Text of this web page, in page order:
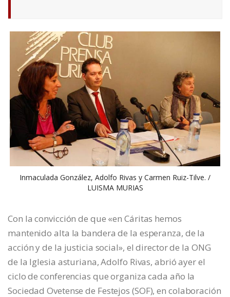
Inmaculada González, Adolfo Rivas y Carmen Ruiz-Tilve. /
LUISMA MURIAS
Con la convicción de que «en Cáritas hemos
mantenido alta la bandera de la esperanza, de la
acción y de la justicia social», el director de la ONG
de la Iglesia asturiana, Adolfo Rivas, abrió ayer el
ciclo de conferencias que organiza cada año la
Sociedad Ovetense de Festejos (SOF), en colaboración